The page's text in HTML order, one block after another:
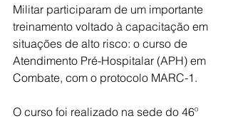
Militar participaram de um importante
treinamento voltado à capacitação em
situações de alto risco: o curso de
Atendimento Pré-Hospitalar (APH) em
Combate, com o protocolo MARC-1.
O curso foi realizado na sede do 46º